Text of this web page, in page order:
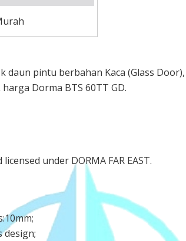
daun pintu berbahan Kaca (Glass Door),
Dorma BTS 60TT GD.
under DORMA FAR EAST.
design;